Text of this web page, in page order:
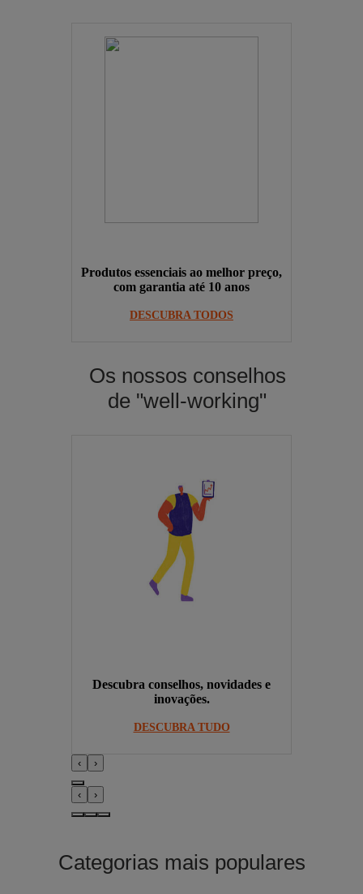
Produtos essenciais ao melhor preço,
com garantia até 10 anos
DESCUBRA TODOS
Os nossos conselhos
de "well-working"
Descubra conselhos, novidades e
inovações.
DESCUBRA TUDO
‹ ›
‹ ›
Categorias mais populares